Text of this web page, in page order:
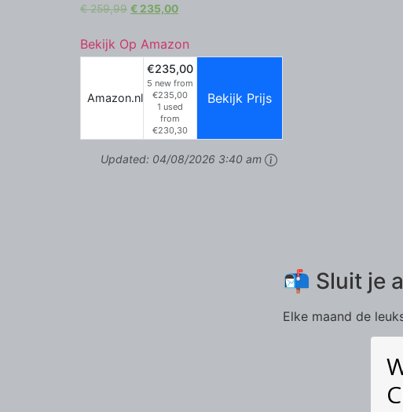
€259,99 € 235,00
Bekijk Op Amazon
Amazon.nl
€235,00
5 new from
€235,00
1 used
from
€230,30
Bekijk Prijs
Updated: 04/08/2026 3:40 am
📬 Sluit je
Elke maand de